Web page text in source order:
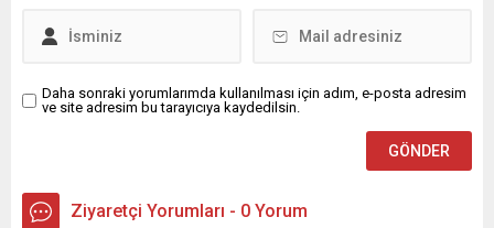
Daha sonraki yorumlarımda kullanılması için adım, e-posta adresim
ve site adresim bu tarayıcıya kaydedilsin.
Ziyaretçi Yorumları - 0 Yorum